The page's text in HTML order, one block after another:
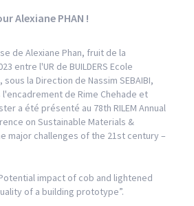
Alexiane PHAN !
de Alexiane Phan, fruit de la
entre l'UR de BUILDERS Ecole
sous la Direction de Nassim SEBAIBI,
l'encadrement de Rime Chehade et
a été présenté au 78th RILEM Annual
on Sustainable Materials &
major challenges of the 21st century –
impact of cob and lightened
of a building prototype”.